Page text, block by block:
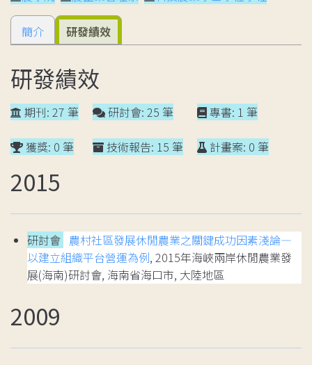
簡介 研發績效
研發績效
期刊: 27 筆
獲獎: 0 筆
研討會: 25 筆
技術報告: 15 筆
專書: 1 筆
計畫案: 0 筆
2015
研討會 農村社區發展休閒農業之關鍵成功因素淺論—
以建立組織平台營運為例, 2015年海峽兩岸休閒農業發
展(海南)研討會, 海南省海口市, 大陸地區
2009